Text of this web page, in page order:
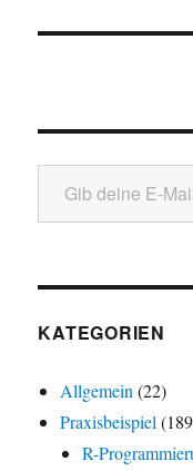
Gib deine E-Mail-Adresse ein ...
KATEGORIEN
Allgemein (22)
Praxisbeispiel
R-